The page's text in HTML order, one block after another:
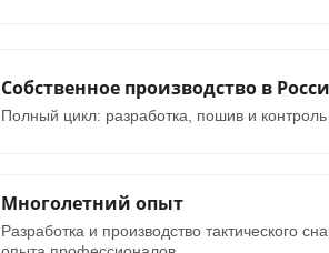
Собственное производство в
Полный цикл: разработка, пошив и контроль
Многолетний опыт
Разработка и производство тактического